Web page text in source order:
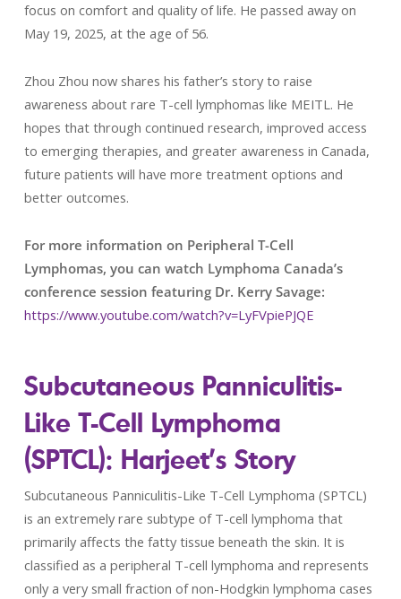
focus on comfort and quality of life. He passed away on
May 19, 2025, at the age of 56.
Zhou Zhou now shares his father’s story to raise
awareness about rare T-cell lymphomas like MEITL. He
hopes that through continued research, improved access
to emerging therapies, and greater awareness in Canada,
future patients will have more treatment options and
better outcomes.
For more information on Peripheral T-Cell
Lymphomas, you can watch Lymphoma Canada’s
conference session featuring Dr. Kerry Savage:
https://www.youtube.com/watch?v=LyFVpiePJQE
Subcutaneous Panniculitis-
Like T-Cell Lymphoma
(SPTCL): Harjeet’s Story
Subcutaneous Panniculitis-Like T-Cell Lymphoma (SPTCL)
is an extremely rare subtype of T-cell lymphoma that
primarily affects the fatty tissue beneath the skin. It is
classified as a peripheral T-cell lymphoma and represents
only a very small fraction of non-Hodgkin lymphoma cases